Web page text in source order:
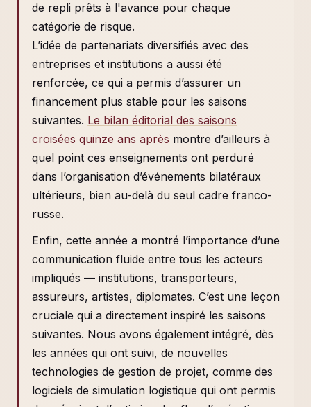
de repli prêts à l'avance pour chaque
catégorie de risque.
L’idée de partenariats diversifiés avec des
entreprises et institutions a aussi été
renforcée, ce qui a permis d’assurer un
financement plus stable pour les saisons
suivantes. Le bilan éditorial des saisons
croisées quinze ans après montre d’ailleurs à
quel point ces enseignements ont perduré
dans l’organisation d’événements bilatéraux
ultérieurs, bien au-delà du seul cadre franco-
russe.
Enfin, cette année a montré l’importance d’une
communication fluide entre tous les acteurs
impliqués — institutions, transporteurs,
assureurs, artistes, diplomates. C’est une leçon
cruciale qui a directement inspiré les saisons
suivantes. Nous avons également intégré, dès
les années qui ont suivi, de nouvelles
technologies de gestion de projet, comme des
logiciels de simulation logistique qui ont permis